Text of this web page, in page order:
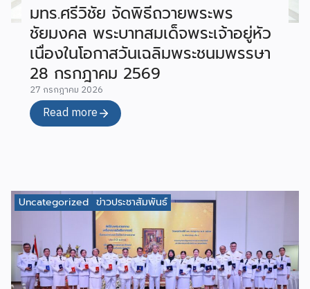
มทร.ศรีวิชัย จัดพิธีถวายพระพร
ชัยมงคล พระบาทสมเด็จพระเจ้าอยู่หัว
เนื่องในโอกาสวันเฉลิมพระชนมพรรษา
28 กรกฎาคม 2569
27 กรกฎาคม 2026
Read more
Uncategorized ข่าวประชาสัมพันธ์